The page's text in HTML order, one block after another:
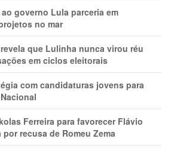
governo Lula parceria em
no mar
que Lulinha nunca virou réu
em ciclos eleitorais
com candidaturas jovens para
Ferreira para favorecer Flávio
recusa de Romeu Zema